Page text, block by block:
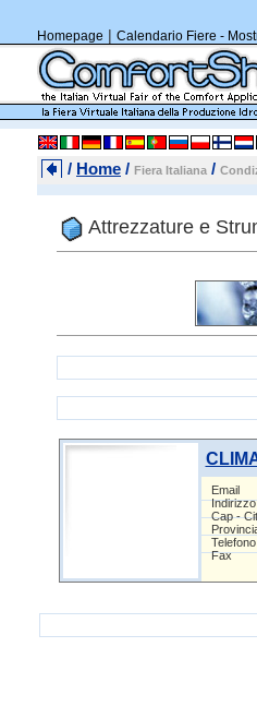
Homepage | Calendario Fiere -
/ Home / Fiera Italiana /
Attrezzature e
Email
Indirizzo
Cap -
Telefono
Fax